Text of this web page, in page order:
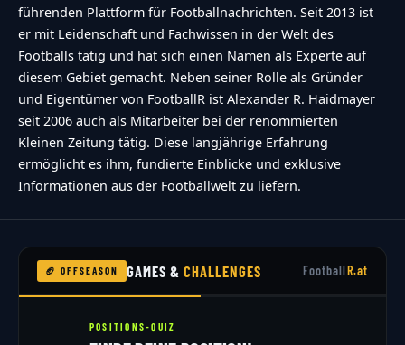
treffen.","max-answers-required":"Du kannst
maximal {max_answers_allowed} Antworten
w\u00e4hlen.","no-answer-for-other":"No other
answer entered","no-value-for-custom-field":"
{custom_field_name} is required","consent-not-
checked":"You must agree to our terms and
conditions","no-captcha-selected":"Captcha is
block":"Abstimmen nicht m\u00f6glich","not-
allowed-by-limit":"Abstimmen nicht
Vielen Dank f\u00fcr deine Teilnahme!","too-
führenden Plattform für Footballnachrichten. Seit 2013 ist
er mit Leidenschaft und Fachwissen in der Welt des
Footballs tätig und hat sich einen Namen als Experte auf
diesem Gebiet gemacht. Neben seiner Rolle als Gründer
und Eigentümer von FootballR ist Alexander R. Haidmayer
seit 2006 auch als Mitarbeiter bei der renommierten
Kleinen Zeitung tätig. Diese langjährige Erfahrung
ermöglicht es ihm, fundierte Einblicke und exklusive
Informationen aus der Footballwelt zu liefern.
🏈 OFFSEASON GAMES &CHALLENGES FootballR.at
POSITIONS-QUIZ